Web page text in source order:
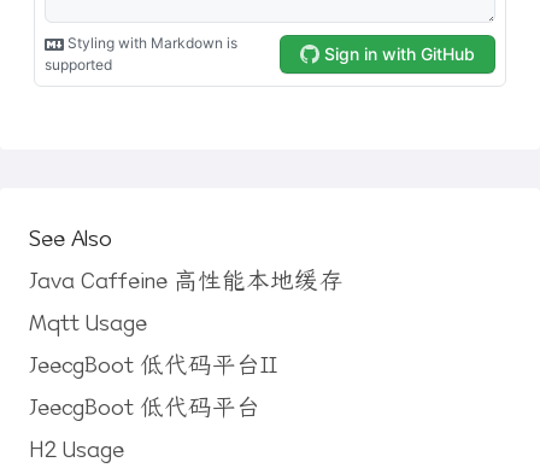
See Also
Java Caffeine 高性能本地缓存
Mqtt Usage
JeecgBoot 低代码平台II
JeecgBoot 低代码平台
H2 Usage